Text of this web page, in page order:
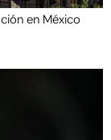
en México